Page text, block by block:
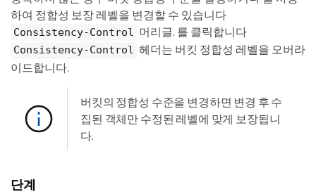
하여 정합성 보장 레벨을 변경할 수 있습니다
Consistency-Control 머리글. 를 클릭합니다
Consistency-Control 헤더는 버킷 정합성 레벨을 오버라
이드합니다.
버킷의 정합성 수준을 변경하면 변경 후 수
집된 객체만 수정된 레벨에 맞게 보장됩니
다.
단계